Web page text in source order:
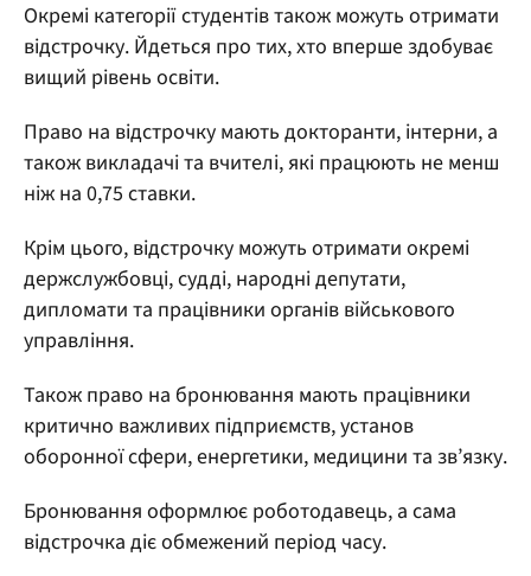
Окремі категорії студентів також можуть отримати
відстрочку. Йдеться про тих, хто вперше здобуває
вищий рівень освіти.
Право на відстрочку мають докторанти, інтерни, а
також викладачі та вчителі, які працюють не менш
ніж на 0,75 ставки.
Крім цього, відстрочку можуть отримати окремі
держслужбовці, судді, народні депутати,
дипломати та працівники органів військового
управління.
Також право на бронювання мають працівники
критично важливих підприємств, установ
оборонної сфери, енергетики, медицини та зв’язку.
Бронювання оформлює роботодавець, а сама
відстрочка діє обмежений період часу.